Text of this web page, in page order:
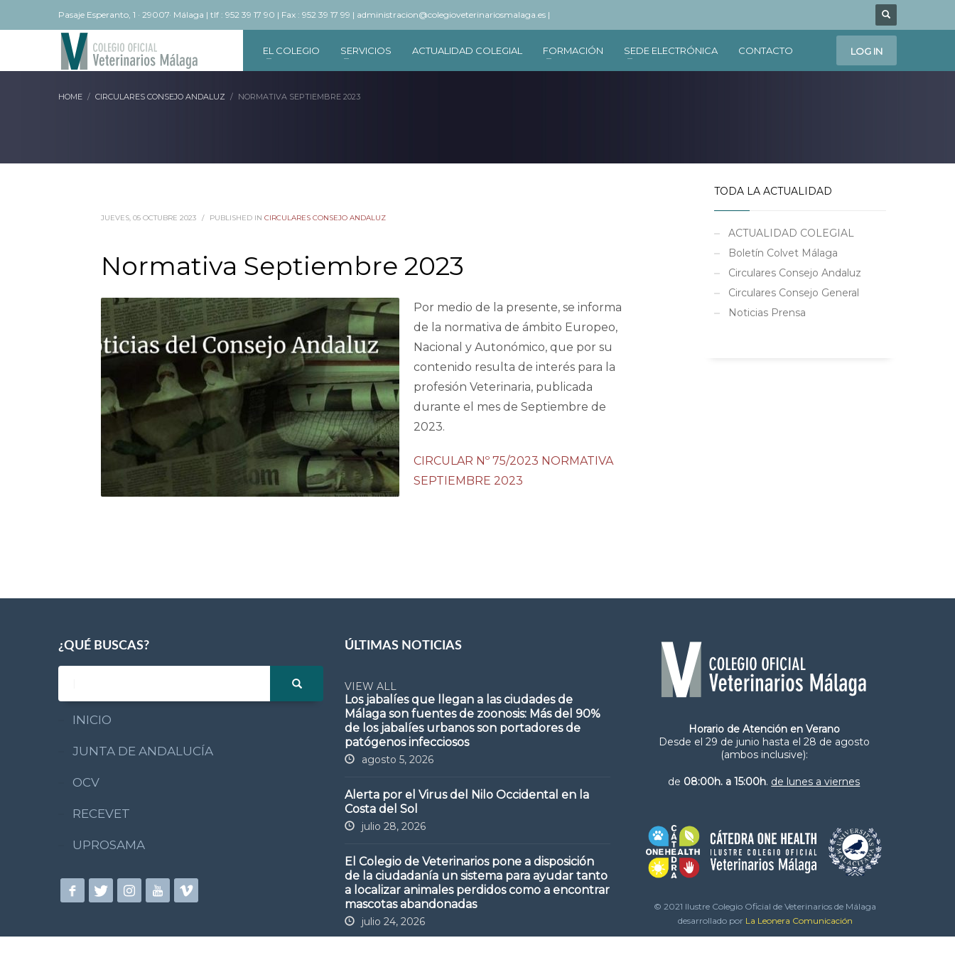
Pasaje Esperanto, 1 · 29007· Málaga | tlf : 952 39 17 90 | Fax : 952 39 17 99 | administracion@colegioveterinariosmalaga.es |
EL COLEGIO SERVICIOS ACTUALIDAD COLEGIAL FORMACIÓN SEDE ELECTRÓNICA CONTACTO LOG IN
HOME CIRCULARES CONSEJO ANDALUZ NORMATIVA SEPTIEMBRE 2023
JUEVES, 05 OCTUBRE 2023 / PUBLISHED IN CIRCULARES CONSEJO ANDALUZ
Normativa Septiembre 2023
Por medio de la presente, se informa
de la normativa de ámbito Europeo,
Nacional y Autonómico, que por su
contenido resulta de interés para la
profesión Veterinaria, publicada
durante el mes de Septiembre de
2023.
CIRCULAR Nº 75/2023 NORMATIVA
SEPTIEMBRE 2023
TODA LA ACTUALIDAD
ACTUALIDAD COLEGIAL
Boletín Colvet Málaga
Circulares Consejo Andaluz
Circulares Consejo General
Noticias Prensa
¿QUÉ BUSCAS?
INICIO
JUNTA DE ANDALUCÍA
OCV
RECEVET
UPROSAMA
ÚLTIMAS NOTICIAS
VIEW ALL
Los jabalíes que llegan a las ciudades de
Málaga son fuentes de zoonosis: Más del 90%
de los jabalíes urbanos son portadores de
patógenos infecciosos
agosto 5, 2026
Alerta por el Virus del Nilo Occidental en la
Costa del Sol
julio 28, 2026
El Colegio de Veterinarios pone a disposición
de la ciudadanía un sistema para ayudar tanto
a localizar animales perdidos como a encontrar
mascotas abandonadas
julio 24, 2026
Horario de Atención en Verano
Desde el 29 de junio hasta el 28 de agosto
(ambos inclusive):
de 08:00h. a 15:00h. de lunes a viernes
© 2021 Ilustre Colegio Oficial de Veterinarios de Málaga
desarrollado por La Leonera Comunicación